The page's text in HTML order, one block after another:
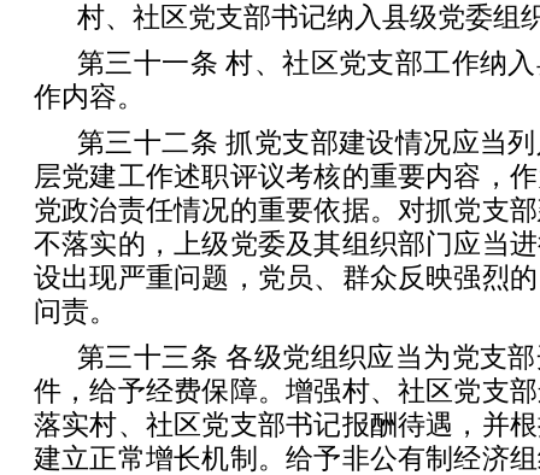
村、社区党支部书记纳入县级党委组
第三十一条 村、社区党支部工作纳
作内容。
第三十二条 抓党支部建设情况应当
层党建工作述职评议考核的重要内容，
党政治责任情况的重要依据。对抓党支
不落实的，上级党委及其组织部门应当
设出现严重问题，党员、群众反映强烈
问责。
第三十三条 各级党组织应当为党支
件，给予经费保障。增强村、社区党支
落实村、社区党支部书记报酬待遇，并
建立正常增长机制。给予非公有制经济